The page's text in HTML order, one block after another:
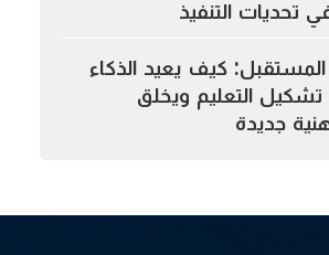
تحديات التنفيذ
كيف يعيد الذكاء
تشكيل التعليم ويخلق
جديدة